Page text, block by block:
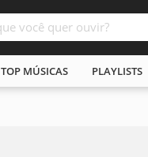
TOP MÚSICAS PLAYLISTS